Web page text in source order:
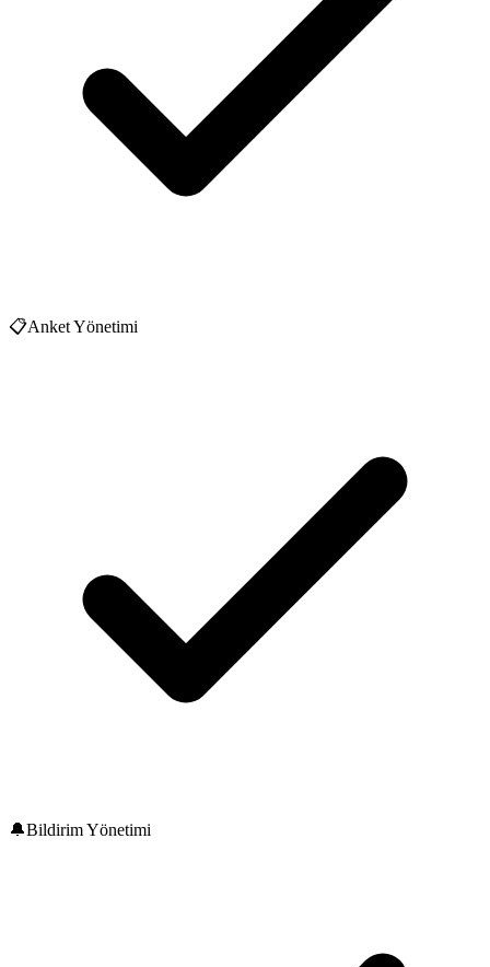
📋Anket Yönetimi
🔔Bildirim Yönetimi